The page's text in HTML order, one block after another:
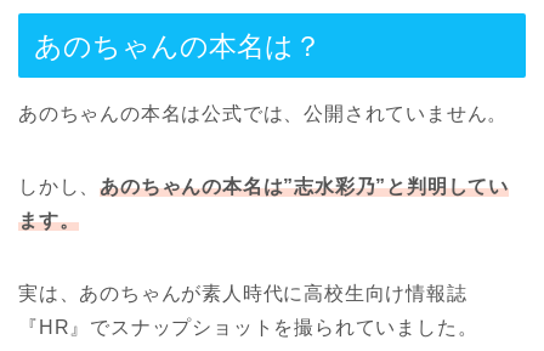
あのちゃんの本名は？
あのちゃんの本名は公式では、公開されていません。
しかし、あのちゃんの本名は”志水彩乃”と判明してい
ます。
実は、あのちゃんが素人時代に高校生向け情報誌
『 HR 』でスナップショットを撮られていました。